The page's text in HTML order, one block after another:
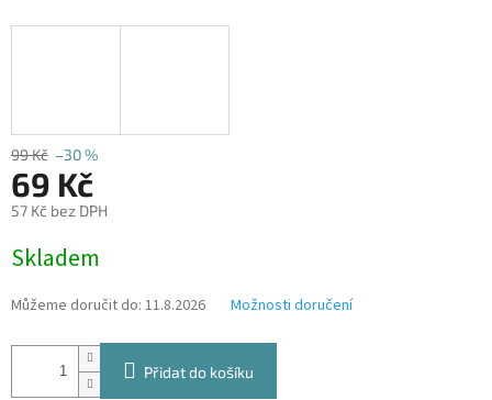
99 Kč –30 %
69 Kč
57 Kč bez DPH
cena:
Skladem
Můžeme doručit do: 11.8.2026 Možnosti doručení
Přidat do košíku